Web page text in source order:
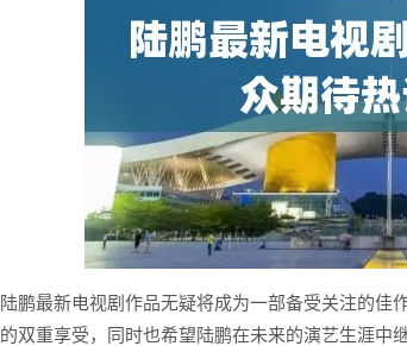
陆鹏最新电视剧作品无疑将成为一部备受关注的佳
的双重享受，同时也希望陆鹏在未来的演艺生涯中